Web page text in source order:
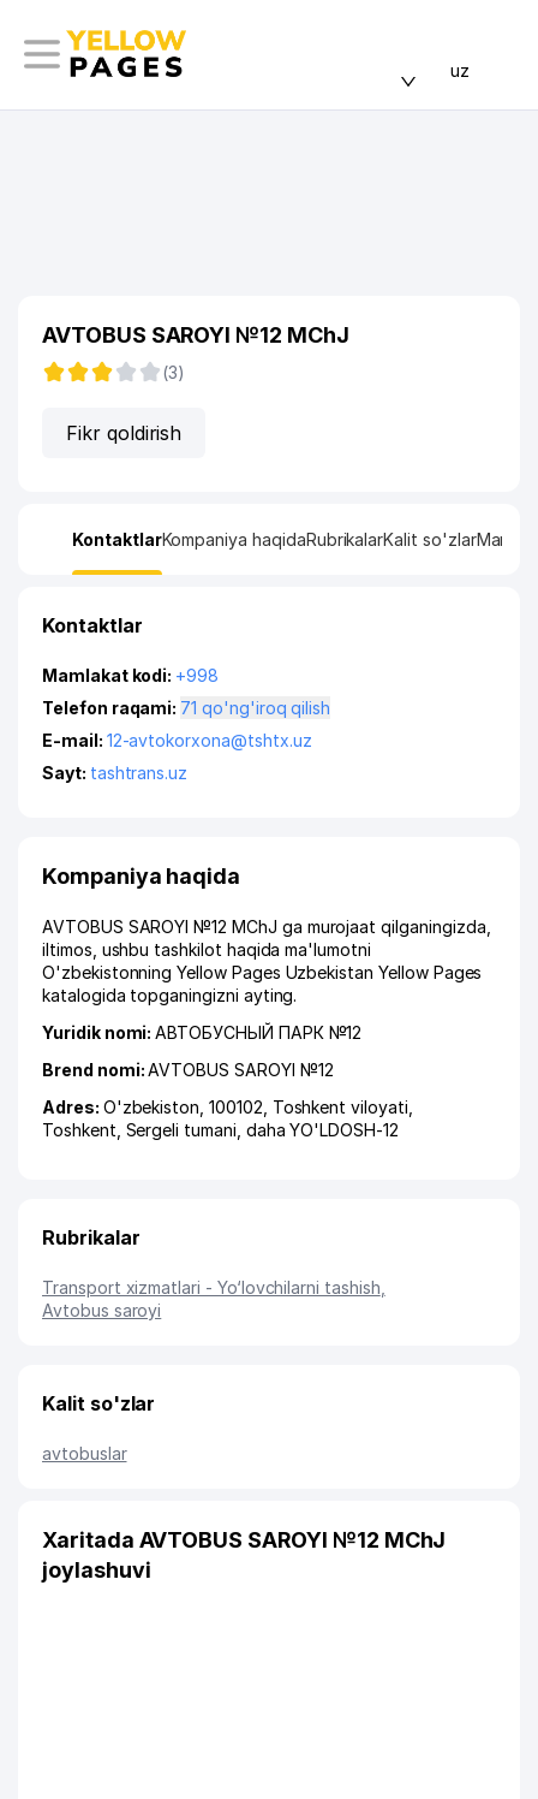
uz
AVTOBUS SAROYI №12 MChJ
(3)
Fikr qoldirish
KontaktlarKompaniya haqidaRubrikalarKalit so'zlarManzil
Kontaktlar
Mamlakat kodi: +998
Telefon raqami:
71 qo'ng'iroq qilish
E-mail: 12-avtokorxona@tshtx.uz
Sayt: tashtrans.uz
Kompaniya haqida
AVTOBUS SAROYI №12 MChJ ga murojaat qilganingizda,
iltimos, ushbu tashkilot haqida ma'lumotni
O'zbekistonning Yellow Pages Uzbekistan Yellow Pages
katalogida topganingizni ayting.
Yuridik nomi:АВТОБУСНЫЙ ПАРК №12
Brend nomi:AVTOBUS SAROYI №12
Adres: O'zbekiston, 100102, Toshkent viloyati
Toshkent Sergeli tumani daha YO'LDOSH-12
Rubrikalar
Transport xizmatlari - Yo‘lovchilarni tashish
Avtobus saroyi
Kalit so'zlar
avtobuslar
Xaritada AVTOBUS SAROYI №12 MChJ
joylashuvi